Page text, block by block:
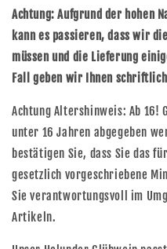
Achtung: Aufgrund der hohen
kann es passieren, dass wir
müssen und die Lieferung
Fall geben wir Ihnen
Achtung Altershinweis: Ab 16!
unter 16 Jahren abgegeben
bestätigen Sie, dass Sie das
gesetzlich vorgeschriebene
Sie verantwortungsvoll im
Artikeln.